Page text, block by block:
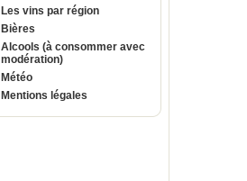
Les vins par région
Bières
Alcools (à consommer avec
modération)
Météo
Mentions légales